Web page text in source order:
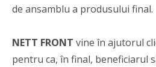
de ansamblu a produsului final.
NETT FRONT vine în ajutorul
pentru ca, în final, beneficiarul